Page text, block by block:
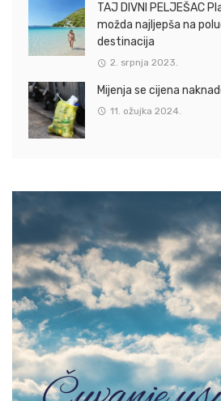
TAJ DIVNI PELJEŠAC
možda najljepša na
destinacija
2. srpnja 2023.
Mijenja se cijena
11. ožujka 2024.